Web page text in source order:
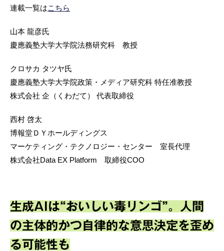
連載一覧はこちら
山本 龍彦氏
慶應義塾大学大学院法務研究科 教授
クロサカ タツヤ氏
慶應義塾大学大学院政策・メディア研究科 特任准教授
株式会社 企（くわだて） 代表取締役
西村 啓太
博報堂ＤＹホールディングス
マーケティング・テクノロジー・センター 室長代理
株式会社Data EX Platform 取締役COO
生成AIは“おいしい毒リンゴ”。人間
の主体的かつ自律的な意思決定を歪め
る可能性も